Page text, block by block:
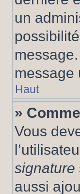
un
message
Haut
»
Vous
signature
aussi